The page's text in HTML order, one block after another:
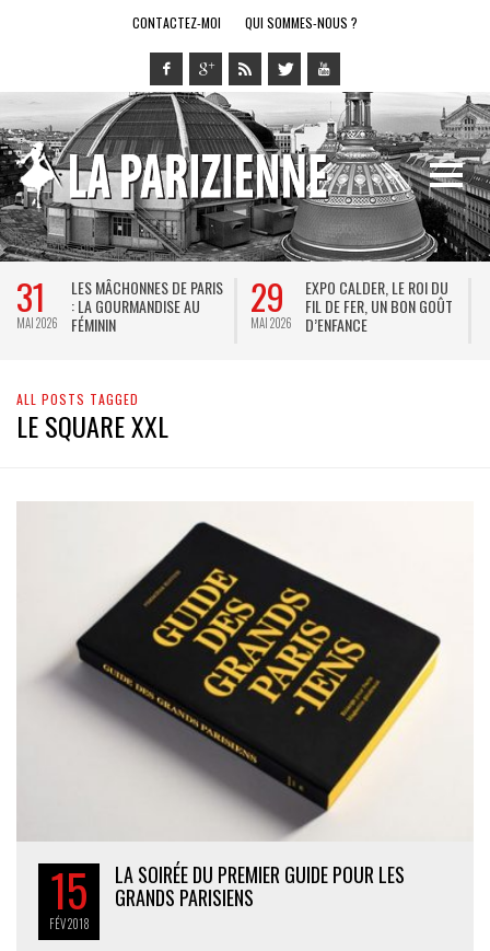
CONTACTEZ-MOI QUI SOMMES-NOUS ?
31
MAI 2026
LES MÂCHONNES DE PARIS
: LA GOURMANDISE AU
FÉMININ
29
MAI 2026
EXPO CALDER, LE ROI DU
FIL DE FER, UN BON GOÛT
D’ENFANCE
ALL POSTS TAGGED
LE SQUARE XXL
15
FÉV2018
LA SOIRÉE DU PREMIER GUIDE POUR LES
GRANDS PARISIENS